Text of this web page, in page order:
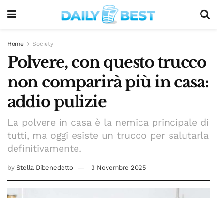
Home Society
Polvere, con questo trucco
non comparirà più in casa:
addio pulizie
La polvere in casa è la nemica principale di
tutti, ma oggi esiste un trucco per salutarla
definitivamente.
by Stella Dibenedetto 3 Novembre 2025